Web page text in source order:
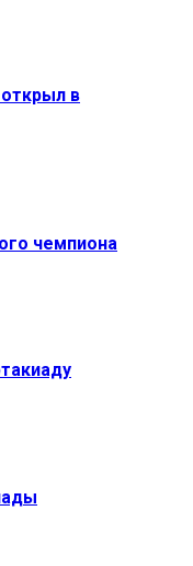
в
чемпиона